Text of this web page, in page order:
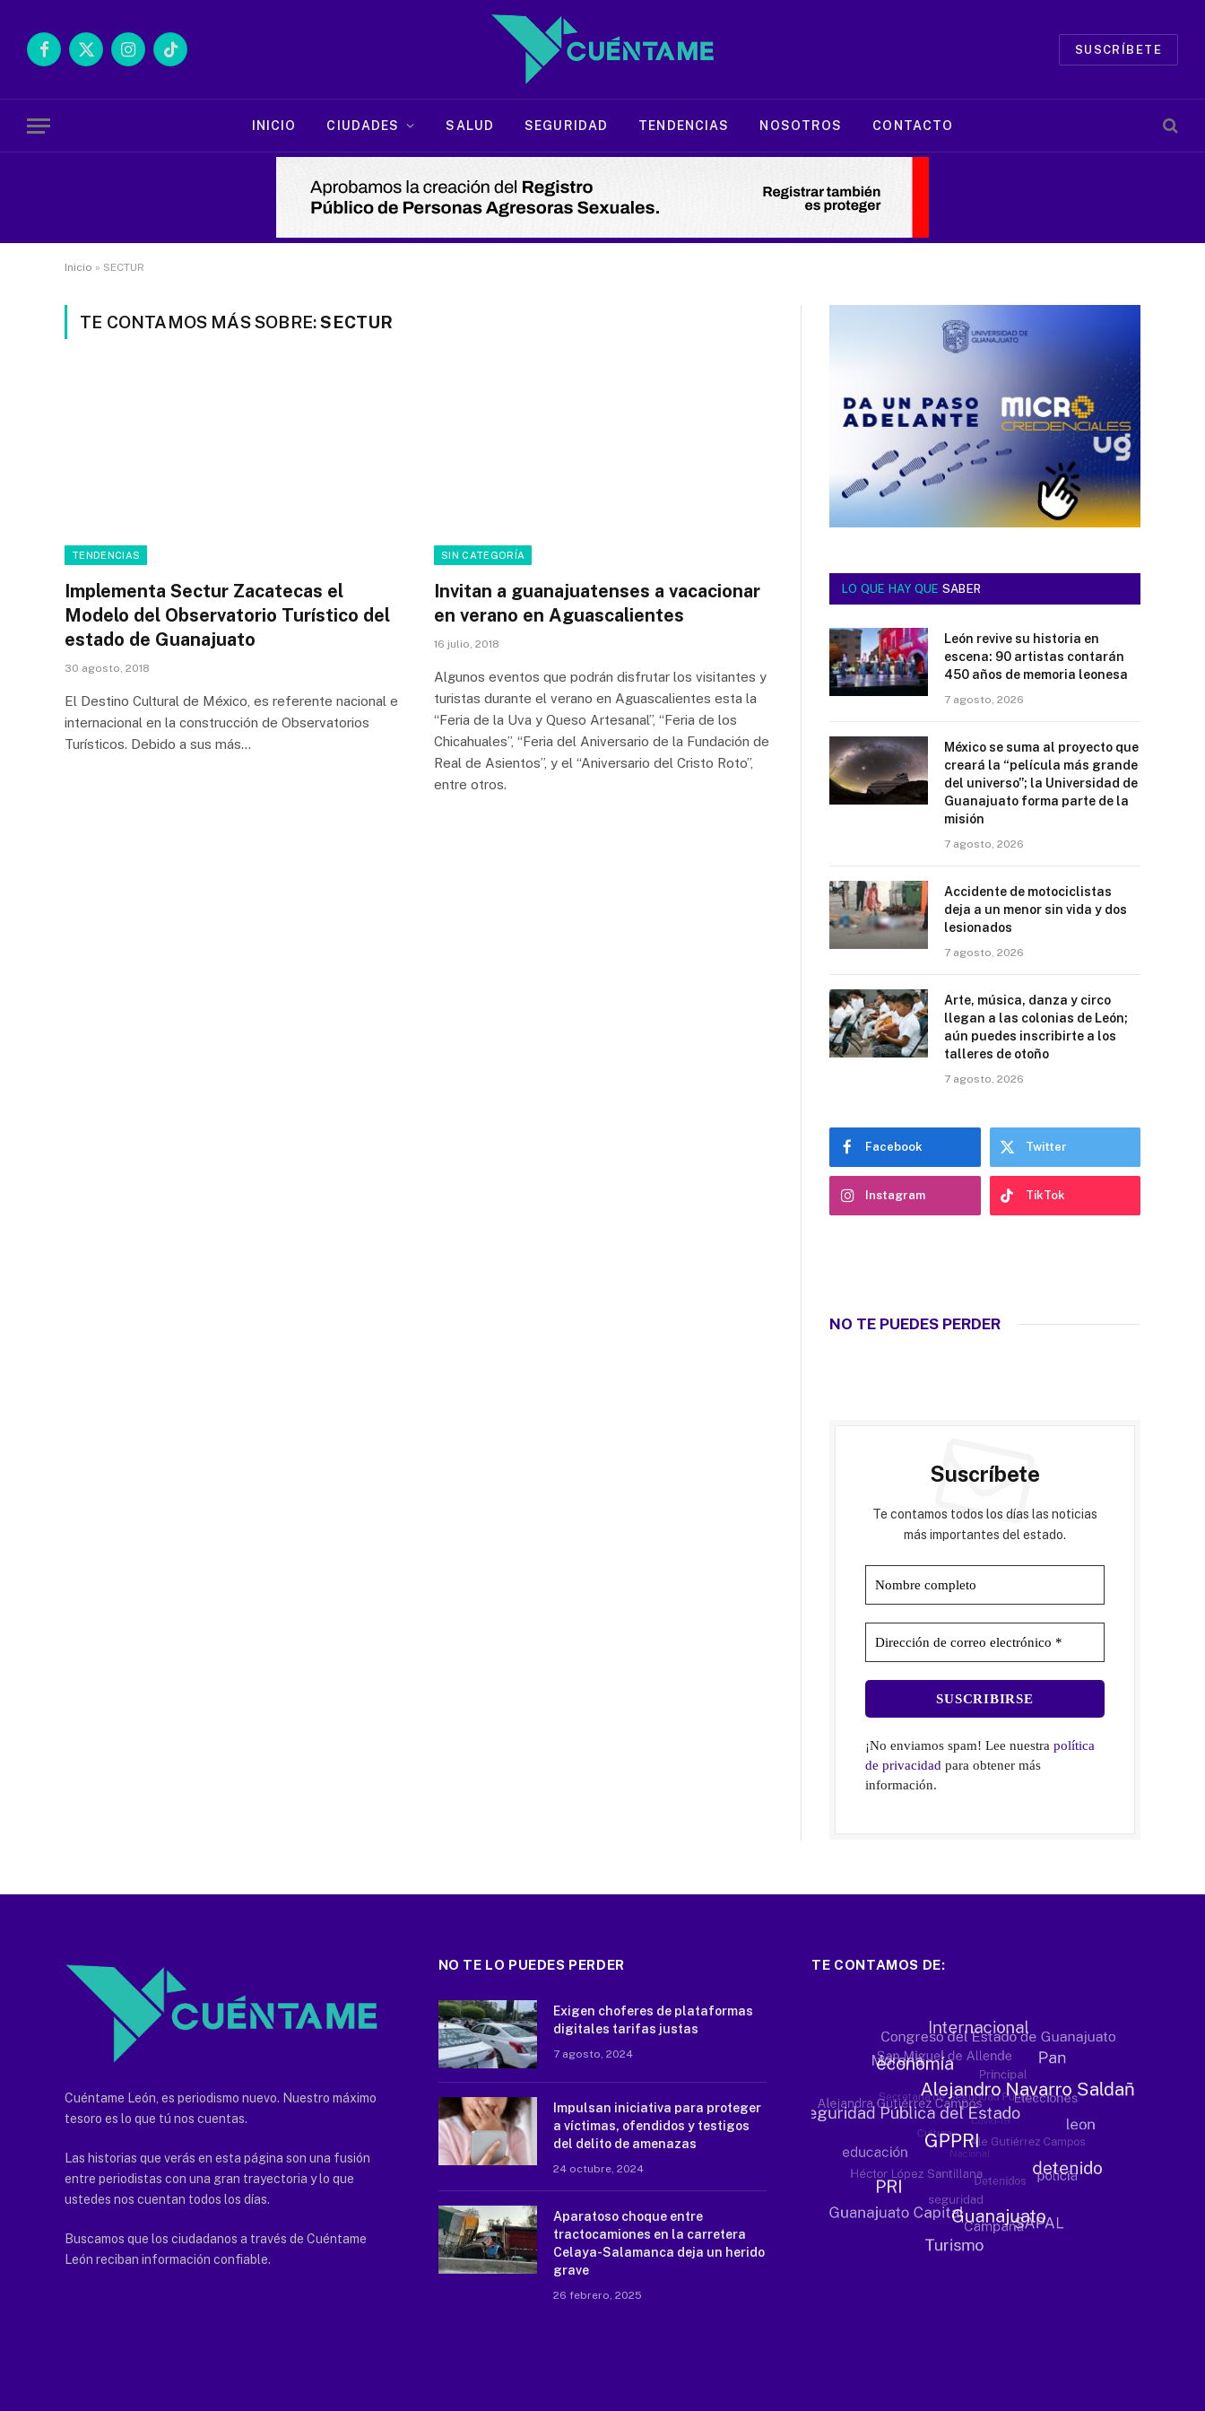
Facebook
X
InstagramTikTok
SUSCRÍBETE
INICIO CIUDADES SALUD SEGURIDAD TENDENCIAS NOSOTROS CONTACTO
Inicio » SECTUR
TE CONTAMOS MÁS SOBRE:SECTUR
TENDENCIAS
Implementa Sectur Zacatecas el
Modelo del Observatorio Turístico del
estado de Guanajuato
30 agosto, 2018
El Destino Cultural de México, es referente nacional e
internacional en la construcción de Observatorios
Turísticos. Debido a sus más…
SIN CATEGORÍA
Invitan a guanajuatenses a vacacionar
en verano en Aguascalientes
16 julio, 2018
Algunos eventos que podrán disfrutar los visitantes y
turistas durante el verano en Aguascalientes esta la
“Feria de la Uva y Queso Artesanal”, “Feria de los
Chicahuales”, “Feria del Aniversario de la Fundación de
Real de Asientos”, y el “Aniversario del Cristo Roto”,
entre otros.
LO QUE HAY QUE SABER
León revive su historia en
escena: 90 artistas contarán
450 años de memoria leonesa
7 agosto, 2026
México se suma al proyecto que
creará la “película más grande
del universo”; la Universidad de
Guanajuato forma parte de la
misión
7 agosto, 2026
Accidente de motociclistas
deja a un menor sin vida y dos
lesionados
7 agosto, 2026
Arte, música, danza y circo
llegan a las colonias de León;
aún puedes inscribirte a los
talleres de otoño
7 agosto, 2026
Facebook Twitter
Instagram TikTok
NO TE PUEDES PERDER
Suscríbete
Te contamos todos los días las noticias
más importantes del estado.
¡No enviamos spam! Lee nuestrapolítica
de privacidad para obtener más
información.
Cuéntame León, es periodismo nuevo. Nuestro máximo
tesoro es lo que tú nos cuentas.
Las historias que verás en esta página son una fusión
entre periodistas con una gran trayectoria y lo que
ustedes nos cuentan todos los días.
Buscamos que los ciudadanos a través de Cuéntame
León reciban información confiable.
NO TE LO PUEDES PERDER
Exigen choferes de plataformas
digitales tarifas justas
7 agosto, 2024
Impulsan iniciativa para proteger
a víctimas, ofendidos y testigos
del delito de amenazas
24 octubre, 2024
Aparatoso choque entre
tractocamiones en la carretera
Celaya-Salamanca deja un herido
grave
26 febrero, 2025
TE CONTAMOS DE: